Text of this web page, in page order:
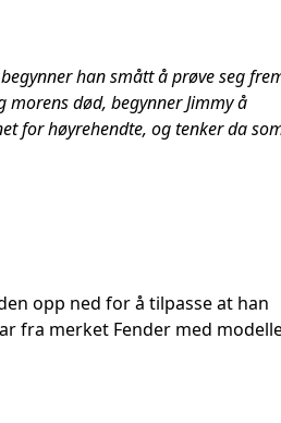
han smått å prøve seg
død, begynner Jimmy å
for høyrehendte, og tenker da
opp ned for å tilpasse at han
fra merket Fender med